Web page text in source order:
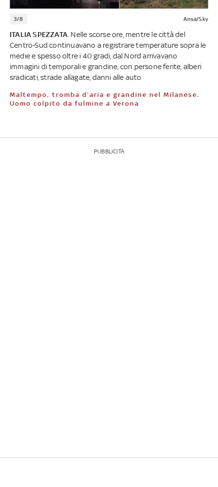
3/8 Ansa/Sky
ITALIA SPEZZATA . Nelle scorse ore, mentre le città del
Centro-Sud continuavano a registrare temperature sopra le
medie e spesso oltre i 40 gradi, dal Nord arrivavano
immagini di temporali e grandine, con persone ferite, alberi
sradicati, strade allagate, danni alle auto
Maltempo, tromba d’aria e grandine nel Milanese.
Uomo colpito da fulmine a Verona
PUBBLICITÀ